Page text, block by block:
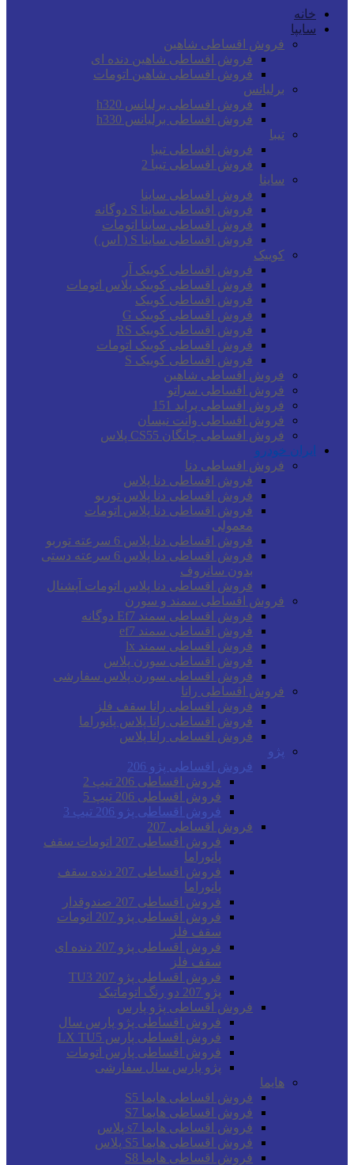
خانه
سایپا
فروش اقساطی شاهین
فروش اقساطی شاهین دنده ای
فروش اقساطی شاهین اتومات
برلیانس
فروش اقساطی برلیانس h320
فروش اقساطی برلیانس h330
تیبا
فروش اقساطی تیبا
فروش اقساطی تیبا 2
ساینا
فروش اقساطی ساینا
فروش اقساطی ساینا S دوگانه
فروش اقساطی ساینا اتومات
فروش اقساطی ساینا S ( اس )
کوییک
فروش اقساطی کوییک آر
فروش اقساطی کوییک پلاس اتومات
فروش اقساطی کوییک
فروش اقساطی کوییک G
فروش اقساطی کوییک RS
فروش اقساطی کوییک اتومات
فروش اقساطی کوییک S
فروش اقساطی شاهین
فروش اقساطی سراتو
فروش اقساطی پراید 151
فروش اقساطی وانت نیسان
فروش اقساطی چانگان CS55 پلاس
ایران خودرو
فروش اقساطی دنا
فروش اقساطی دنا پلاس
فروش اقساطی دنا پلاس توربو
فروش اقساطی دنا پلاس اتومات
معمولی
فروش اقساطی دنا پلاس 6 سرعته توربو
فروش اقساطی دنا پلاس 6 سرعته دستی
بدون سانروف
فروش اقساطی دنا پلاس اتومات آپشنال
فروش اقساطی سمند و سورن
فروش اقساطی سمند Ef7 دوگانه
فروش اقساطی سمند ef7
فروش اقساطی سمند lx
فروش اقساطی سورن پلاس
فروش اقساطی سورن پلاس سفارشی
فروش اقساطی رانا
فروش اقساطی رانا سقف فلز
فروش اقساطی رانا پلاس پانوراما
فروش اقساطی رانا پلاس
پژو
فروش اقساطی پژو 206
فروش اقساطی 206 تیپ 2
فروش اقساطی 206 تیپ 5
فروش اقساطی پژو 206 تیپ 3
فروش اقساطی 207
فروش اقساطی 207 اتومات سقف
پانوراما
فروش اقساطی 207 دنده سقف
پانوراما
فروش اقساطی 207 صندوقدار
فروش اقساطی پژو 207 اتومات
سقف فلز
فروش اقساطی پژو 207 دنده ای
سقف فلز
فروش اقساطی پژو 207 TU3
پژو 207 دو رنگ اتوماتیک
فروش اقساطی پژو پارس
فروش اقساطی پژو پارس سال
فروش اقساطی پارس LX TU5
فروش اقساطی پارس اتومات
پژو پارس سال سفارشی
هایما
فروش اقساطی هایما S5
فروش اقساطی هایما S7
فروش اقساطی هایما s7 پلاس
فروش اقساطی هایما S5 پلاس
فروش اقساطی هایما S8